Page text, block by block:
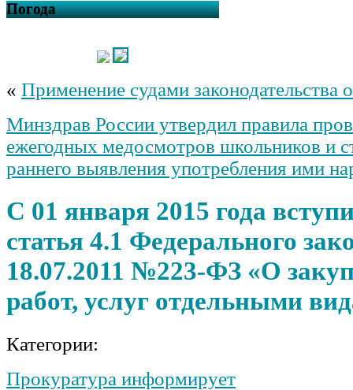
Погода
« Применение судами
Минздрав России утвердил правила
ежегодных медосмотров школьников и
раннего выявления употребления ими
С 01 января 2015 года
статья 4.1 Федерального
18.07.2011 №223-ФЗ «О
работ, услуг отдельными
Категории:
Прокуратура информирует